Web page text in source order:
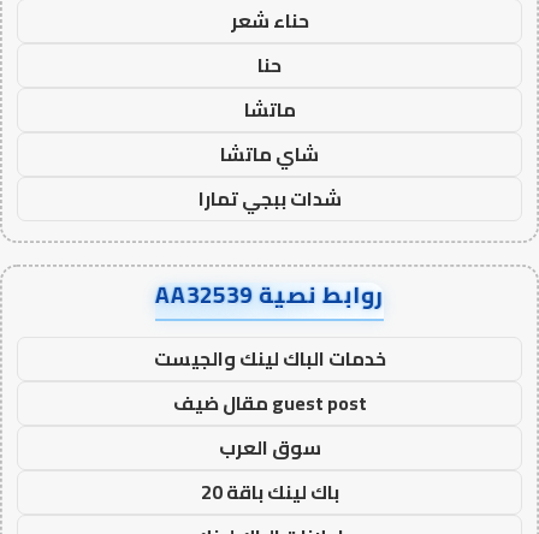
حناء شعر
حنا
ماتشا
شاي ماتشا
شدات ببجي تمارا
روابط نصية AA32539
خدمات الباك لينك والجيست
guest post مقال ضيف
سوق العرب
باك لينك باقة 20